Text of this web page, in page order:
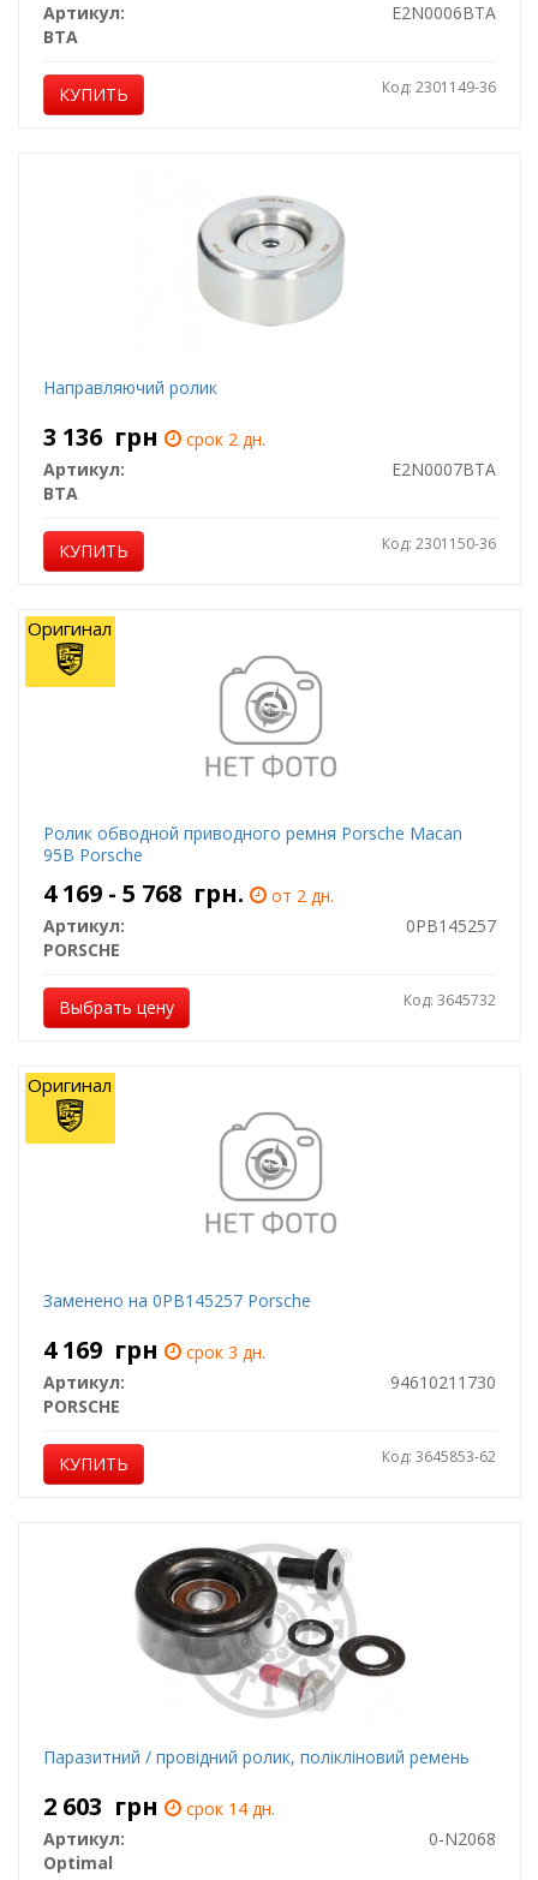
Артикул:
E2N0006BTA
BTA
КУПИТЬ Код: 2301149-36
Направляючий ролик
3 136 грн
срок 2 дн.
Артикул:
E2N0007BTA
BTA
КУПИТЬ Код: 2301150-36
Ролик обводной приводного ремня Porsche Macan
95B Porsche
4 169 - 5 768 грн.
от 2 дн.
Артикул:
0PB145257
PORSCHE
Выбрать цену Код: 3645732
Оригинал
Заменено на 0PB145257 Porsche
4 169 грн
срок 3 дн.
Артикул:
94610211730
PORSCHE
КУПИТЬ Код: 3645853-62
Оригинал
Паразитний / провідний ролик, полікліновий ремень
2 603 грн
срок 14 дн.
Артикул:
0-N2068
Optimal